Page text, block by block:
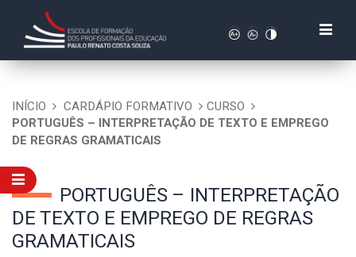
INÍCIO CARDÁPIO FORMATIVO
CURSO
PORTUGUÊS – INTERPRETAÇÃO DE TEXTO E EMPREGO
DE REGRAS GRAMATICAIS
PORTUGUÊS – INTERPRETAÇÃO
DE TEXTO E EMPREGO DE REGRAS
GRAMATICAIS